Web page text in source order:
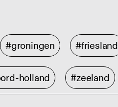
#groningen #friesland
holland #zeeland